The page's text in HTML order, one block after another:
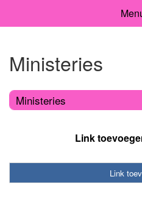
Ministeries
Ministeries
Link
Link